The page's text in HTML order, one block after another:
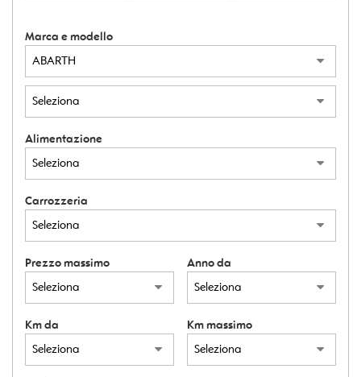
Marca e modello
Alimentazione
Carrozzeria
Prezzo massimo Anno da
Km da Km massimo